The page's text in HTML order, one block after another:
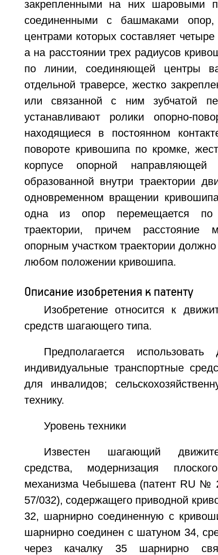
закрепленными на них шаровыми
соединенными с башмаками опор,
центрами которых составляет
а на расстоянии трех радиусов
по линии, соединяющей центры
отдельной траверсе, жестко
или связанной с ним зубчатой
устанавливают ролики опорно-
находящиеся в постоянном
повороте кривошипа по кромке,
корпусе опорной
образованной внутри траектории
одновременном вращении
одна из опор перемещается по
траектории, причем
опорным участком траектории
любом положении кривошипа.
Описание изобретения к патенту
Изобретение относится к
средств шагающего типа.
Предполагается
индивидуальные транспортные
для инвалидов;
технику.
Уровень техники
Известен шагающий
средства, модернизация
механизма Чебышева (патент RU №
57/032), содержащего приводной
32, шарнирно соединенную с
шарнирно соединен с шатуном 34,
через качалку 35 шарнирно